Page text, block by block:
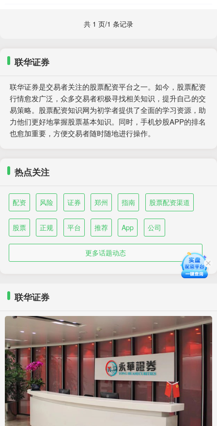
共 1 页/1 条记录
联华证券
联华证券是交易者关注的股票配资平台之一。如今，股票配资
行情愈发广泛，众多交易者积极寻找相关知识，提升自己的交
易策略。股票配资知识网为初学者提供了全面的学习资源，助
力他们更好地掌握股票基本知识。同时，手机炒股APP的排名
也愈加重要，方便交易者随时随地进行操作。
热点关注
配资 风险 证券 郑州 指南 股票配资渠道
股票 正规 平台 推荐 App 公司
更多话题动态
联华证券